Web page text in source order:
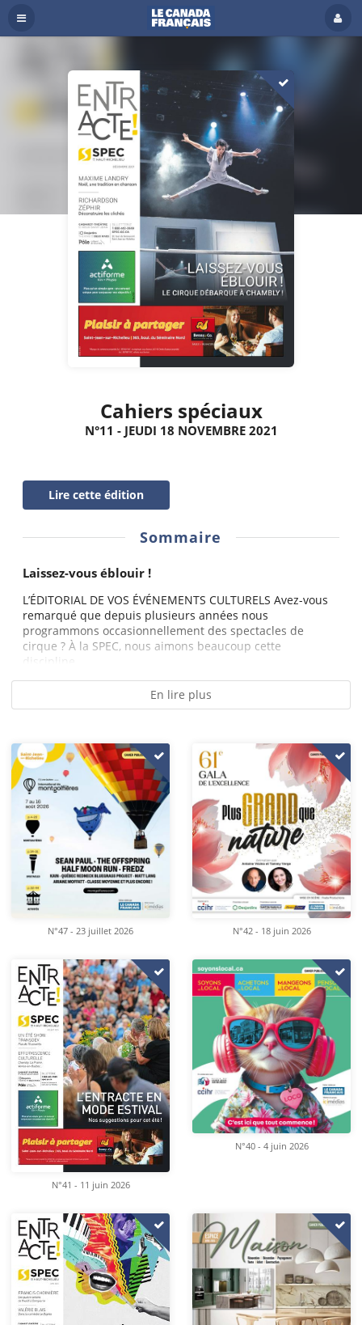
Cahiers spéciaux
N°11 - JEUDI 18 NOVEMBRE 2021
Lire cette édition
Sommaire
Laissez-vous éblouir !
L’ÉDITORIAL DE VOS ÉVÉNEMENTS CULTURELS Avez-vous
remarqué que depuis plusieurs années nous
programmons occasionnellement des spectacles de
cirque ? À la SPEC, nous aimons beaucoup cette
discipline...
En lire plus
N°47 - 23 juillet 2026 N°42 - 18 juin 2026
N°41 - 11 juin 2026
N°40 - 4 juin 2026